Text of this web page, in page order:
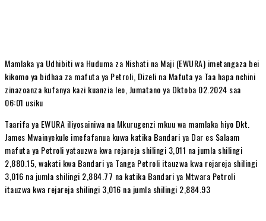
Mamlaka ya Udhibiti wa Huduma za Nishati na Maji (EWURA) imetangaza bei
kikomo ya bidhaa za mafuta ya Petroli, Dizeli na Mafuta ya Taa hapa nchini
zinazoanza kufanya kazi kuanzia leo, Jumatano ya Oktoba 02.2024 saa
06:01 usiku
Taarifa ya EWURA iliyosainiwa na Mkurugenzi mkuu wa mamlaka hiyo Dkt.
James Mwainyekule imefafanua kuwa katika Bandari ya Dar es Salaam
mafuta ya Petroli yatauzwa kwa rejareja shilingi 3,011 na jumla shilingi
2,880.15, wakati kwa Bandari ya Tanga Petroli itauzwa kwa rejareja shilingi
3,016 na jumla shilingi 2,884.77 na katika Bandari ya Mtwara Petroli
itauzwa kwa rejareja shilingi 3,016 na jumla shilingi 2,884.93